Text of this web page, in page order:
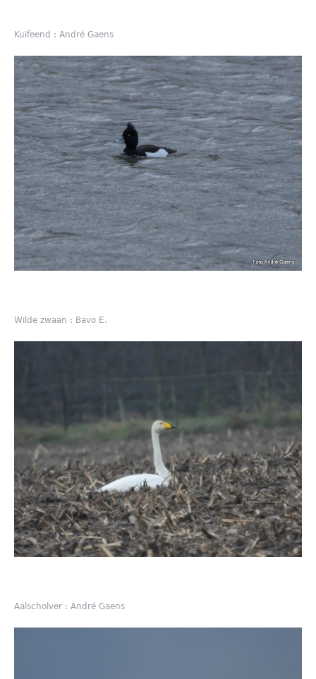
Kuifeend : André Gaens
Wilde zwaan : Bavo E.
Aalscholver : André Gaens